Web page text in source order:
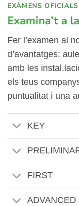
EXÀMENS
Examina’t a
Fer l’examen al
d’avantatges:
amb les
els teus
puntualitat i una
KEY
FIRST
ADVANCED